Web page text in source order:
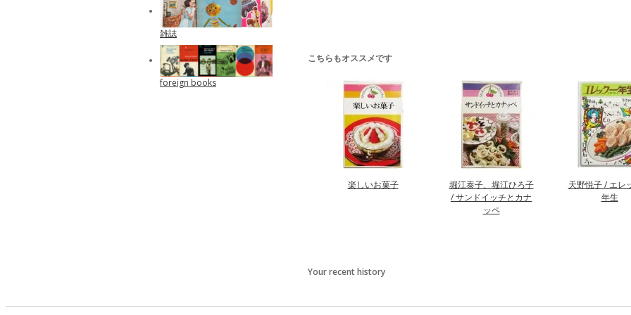
こちらもオススメです
楽しいお菓子
堀江泰子、堀江ひろ子
/ サンドイッチとカナ
ッペ
天野悦子 / エレ
年生
Your recent history
雑誌
foreign books